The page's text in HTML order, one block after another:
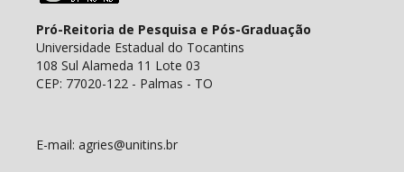
Pró-Reitoria de Pesquisa e Pós-Graduação
Universidade Estadual do Tocantins
108 Sul Alameda 11 Lote 03
CEP: 77020-122 - Palmas - TO
E-mail: agries@unitins.br